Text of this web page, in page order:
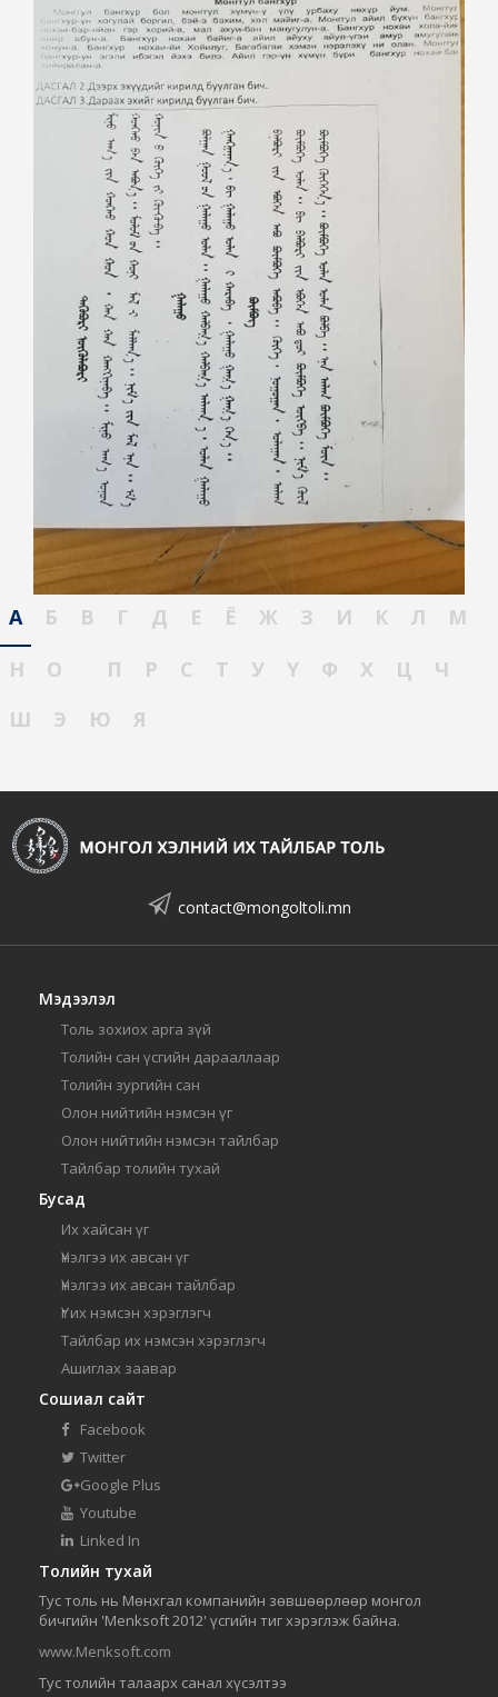
А Б В Г Д Е Ё Ж З И К Л
М
Н
О П Р С Т У Ү Ф Х Ц
Ч
Ш
Э Ю Я
contact@mongoltoli.mn
Мэдээлэл
Толь зохиох арга зүй
Толийн сан үсгийн дарааллаар
Толийн зургийн сан
Олон нийтийн нэмсэн үг
Олон нийтийн нэмсэн тайлбар
Тайлбар толийн тухай
Бусад
Их хайсан үг
Үнэлгээ их авсан үг
Үнэлгээ их авсан тайлбар
Үг их нэмсэн хэрэглэгч
Тайлбар их нэмсэн хэрэглэгч
Ашиглах заавар
Сошиал сайт
Facebook
Twitter
Google Plus
Youtube
Linked In
Толийн тухай
Тус толь нь Мөнхгал компанийн зөвшөөрлөөр монгол
бичгийн 'Menksoft 2012' үсгийн тиг хэрэглэж байна.
www.Menksoft.com
Тус толийн талаарх санал хүсэлтээ